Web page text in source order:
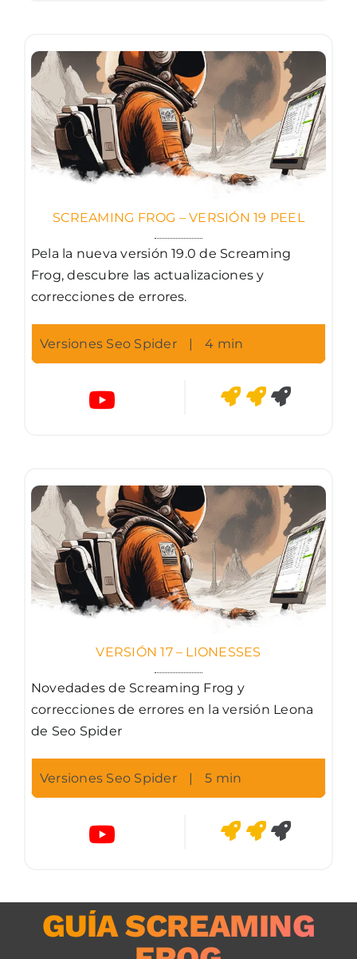
SCREAMING FROG – VERSIÓN 19 PEEL
Pela la nueva versión 19.0 de Screaming
Frog, descubre las actualizaciones y
correcciones de errores.
Versiones Seo Spider | 4 min
VERSIÓN 17 – LIONESSES
Novedades de Screaming Frog y
correcciones de errores en la versión Leona
de Seo Spider
Versiones Seo Spider | 5 min
GUÍA SCREAMING